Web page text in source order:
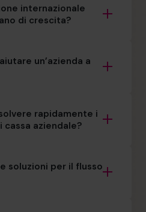
internazionale
di crescita?
un’azienda a
rapidamente i
aziendale?
soluzioni per il flusso